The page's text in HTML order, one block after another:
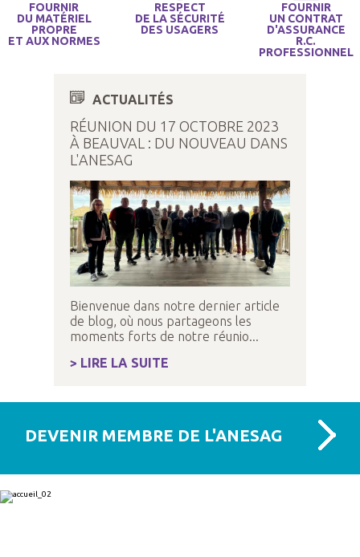
FOURNIR
DU MATÉRIEL
PROPRE
ET AUX NORMES
RESPECT
DE LA SÉCURITÉ
DES USAGERS
FOURNIR
UN CONTRAT
D'ASSURANCE
R.C.
PROFESSIONNEL
ACTUALITÉS
RÉUNION DU 17 OCTOBRE 2023
À BEAUVAL : DU NOUVEAU DANS
L'ANESAG
Bienvenue dans notre dernier article
de blog, où nous partageons les
moments forts de notre réunio...
> LIRE LA SUITE
DEVENIR MEMBRE DE L'ANESAG